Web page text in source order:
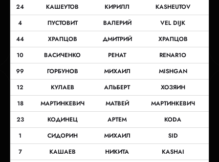
24 КАШЕУТОВ КИРИЛЛ
KASHEUTOV
4
ПУСТОВИТ ВАЛЕРИЙ
VEL DIJK
44
ХРАПЦОВ ДМИТРИЙ
ХРАПЦОВ
10
ВАСИЧЕНКО РЕНАТ
RENAR1O
99
ГОРБУНОВ МИХАИЛ
MISHGAN
12
КУЛАЕВ АЛЬБЕРТ
ХОЗЯИН
18
МАРТИНКЕВИЧ МАТВЕЙ
МАРТИНКЕВИЧ
23
КОДИНЕЦ АРТЕМ
KODA
1
СИДОРИН МИХАИЛ
SID
7
КАШАЕВ НИКИТА
KASHAI